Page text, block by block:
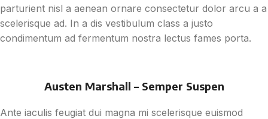
parturient nisl a aenean ornare consectetur dolor arcu a a
scelerisque ad. In a dis vestibulum class a justo
condimentum ad fermentum nostra lectus fames porta.
Austen Marshall – Semper Suspen
Ante iaculis feugiat dui magna mi scelerisque euismod